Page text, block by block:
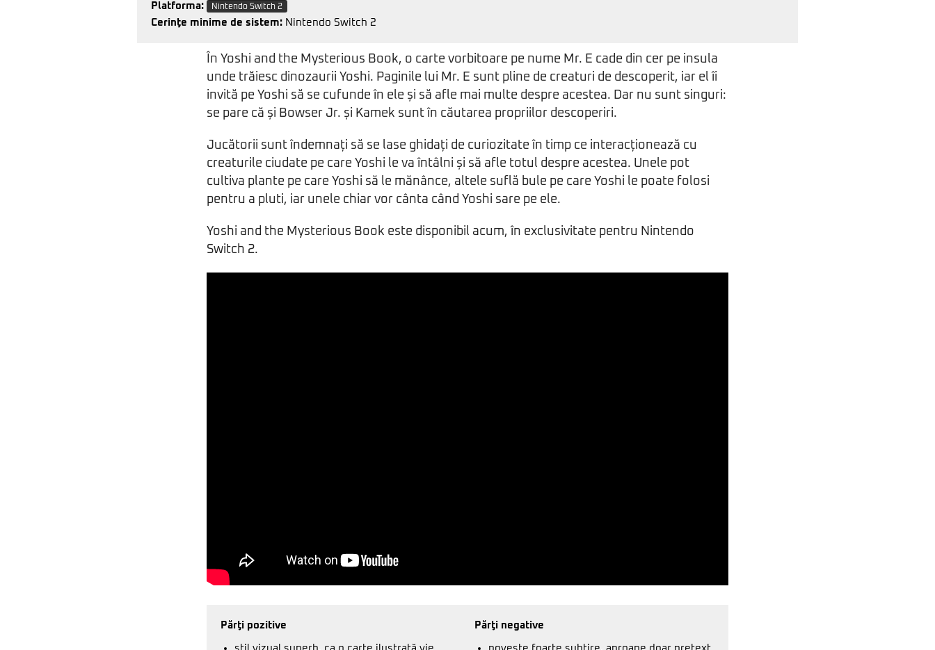
Platforma: Nintendo Switch 2
Cerinţe minime de sistem: Nintendo Switch 2
În Yoshi and the Mysterious Book, o carte vorbitoare pe nume Mr. E cade din cer pe insula
unde trăiesc dinozaurii Yoshi. Paginile lui Mr. E sunt pline de creaturi de descoperit, iar el îi
invită pe Yoshi să se cufunde în ele și să afle mai multe despre acestea. Dar nu sunt singuri:
se pare că și Bowser Jr. și Kamek sunt în căutarea propriilor descoperiri.
Jucătorii sunt îndemnați să se lase ghidați de curiozitate în timp ce interacționează cu
creaturile ciudate pe care Yoshi le va întâlni și să afle totul despre acestea. Unele pot
cultiva plante pe care Yoshi să le mănânce, altele suflă bule pe care Yoshi le poate folosi
pentru a pluti, iar unele chiar vor cânta când Yoshi sare pe ele.
Yoshi and the Mysterious Book este disponibil acum, în exclusivitate pentru Nintendo
Switch 2.
Părţi pozitive Părţi negative